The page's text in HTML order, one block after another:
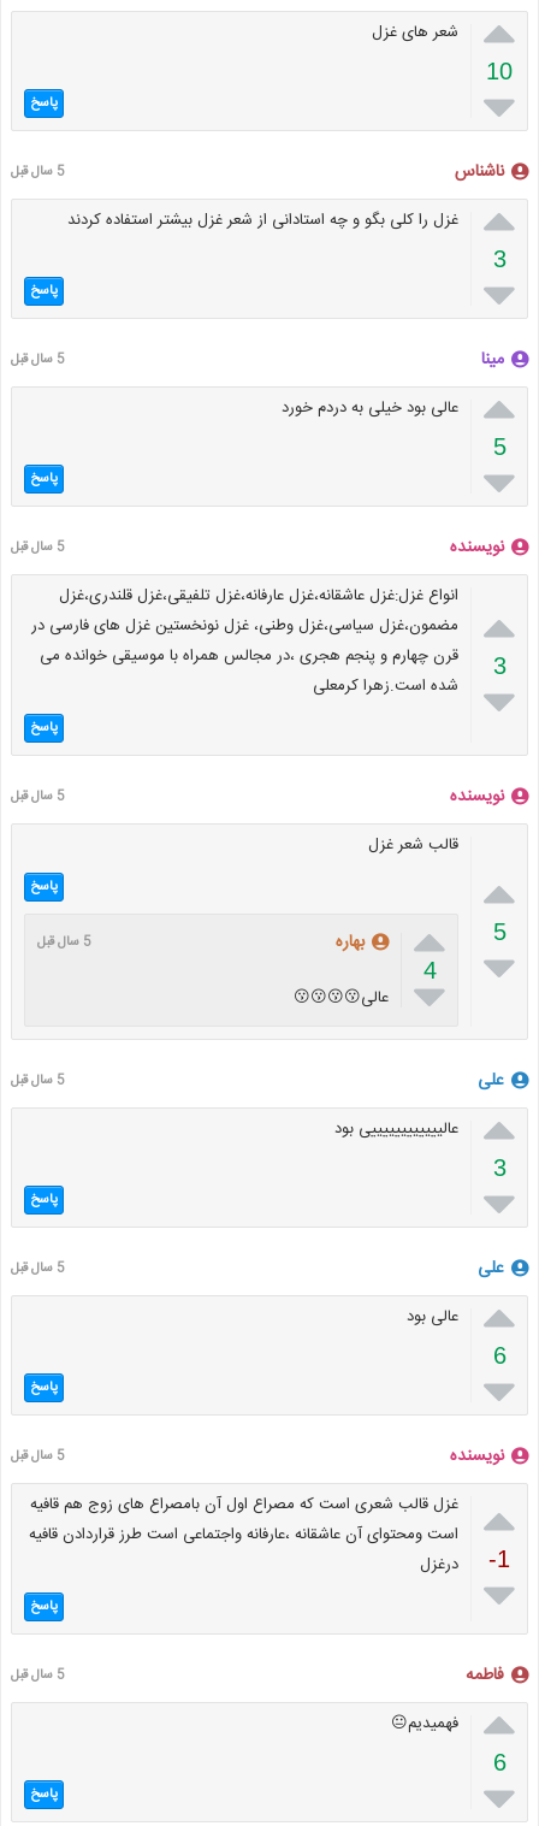

10

شعر های غزل
پاسخ
ناشناس 5 سال قبل

3

غزل را کلی بگو و چه استادانی از شعر غزل بیشتر استفاده کردند
پاسخ
مینا 5 سال قبل

5

عالی بود خیلی به دردم خورد
پاسخ
نویسنده 5 سال قبل

3

انواع غزل:غزل عاشقانه،غزل عارفانه،غزل تلفیقی،غزل قلندری،غزل
مضمون،غزل سیاسی،غزل وطنی، غزل نونخستین غزل های فارسی در
قرن چهارم و پنجم هجری ،در مجالس همراه با موسیقی خوانده می
شده است.زهرا کرمعلی
پاسخ
نویسنده 5 سال قبل

5

قالب شعر غزل
پاسخ

4

بهاره 5 سال قبل
عالی😗😗😗😗
علی 5 سال قبل

3

عالییییییییییییی بود
پاسخ
علی 5 سال قبل

6

عالی بود
پاسخ
نویسنده 5 سال قبل

-1

غزل قالب شعری است که مصراع اول آن بامصراع های زوج هم قافیه
است ومحتوای آن عاشقانه ،عارفانه واجتماعی است طرز قراردادن قافیه
درغزل
پاسخ
فاطمه 5 سال قبل

6

فهمیدیم😐
پاسخ